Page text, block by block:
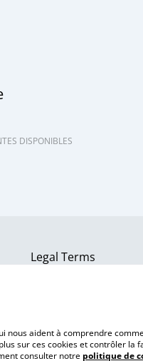
DISPONIBLES
Legal Terms
nous aident à comprendre
sur ces cookies et contrôler la
consulter notre politique de